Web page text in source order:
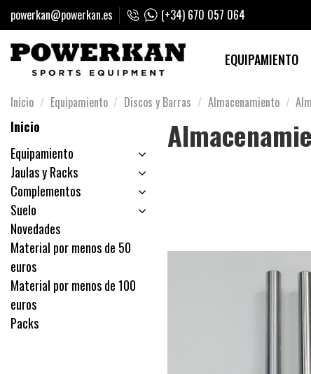
powerkan@powerkan.es (+34) 670 057 064
EQUIPAMIENTO
Inicio Equipamiento Discos y Barras Almacenamiento
Inicio
Equipamiento
Jaulas y Racks
Complementos
Suelo
Novedades
Material por menos de 50
euros
Material por menos de 100
euros
Packs